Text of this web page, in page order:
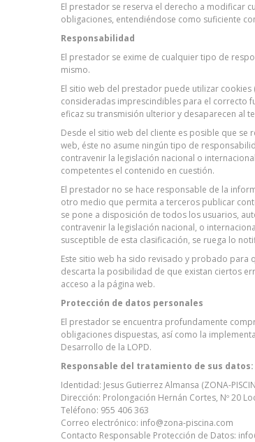
El prestador se reserva el derecho a modificar
obligaciones, entendiéndose como suficiente
Responsabilidad
El prestador se exime de cualquier tipo de
mismo.
El sitio web del prestador puede utilizar
consideradas imprescindibles para el correcto
eficaz su transmisión ulterior y desaparecen al
Desde el sitio web del cliente es posible que
web, éste no asume ningún tipo de
contravenir la legislación nacional o
competentes el contenido en cuestión.
El prestador no se hace responsable de la
otro medio que permita a terceros publicar
se pone a disposición de todos los usuarios,
contravenir la legislación nacional, o
susceptible de esta clasificación, se ruega lo
Este sitio web ha sido revisado y probado para
descarta la posibilidad de que existan ciertos
acceso a la página web.
Protección de datos personales
El prestador se encuentra profundamente
obligaciones dispuestas, así como la
Desarrollo de la LOPD.
Responsable del tratamiento de sus datos:
Identidad: Jesus Gutierrez Almansa (ZONA-
Dirección: Prolongación Hernán Cortes, Nº 20
Teléfono: 955 406 363
Correo electrónico: info@zona-piscina.com
Contacto Responsable Protección de Datos: